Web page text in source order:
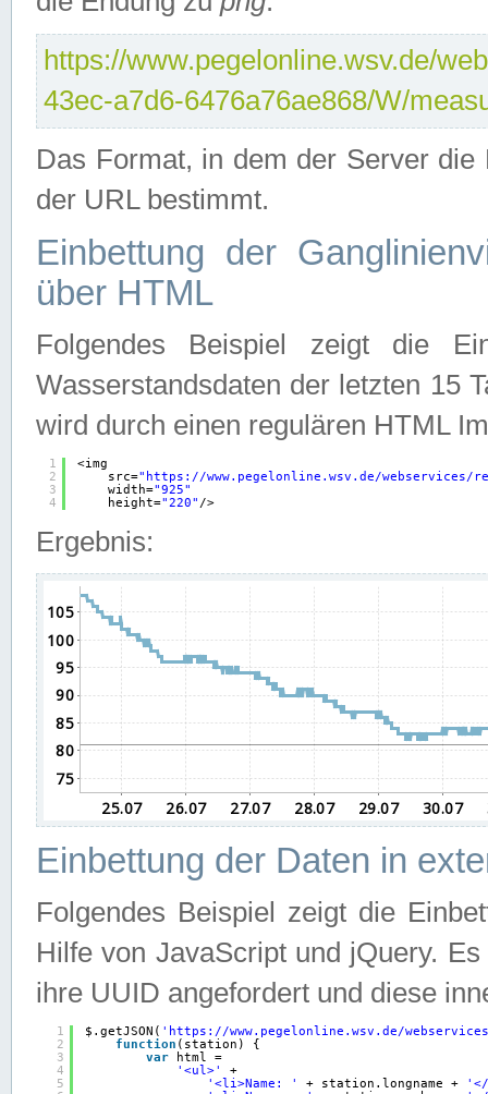
https://www.pegelonline.wsv.de/
43ec-a7d6-6476a76ae868/W/
Das Format, in dem der Server
der URL bestimmt.
Einbettung der
über HTML
Folgendes Beispiel zeigt die
Wasserstandsdaten der letzten 15
wird durch einen regulären HTML
1
2
3
4
<img
src=" https://www.pegelonline.wsv.de/webservices/
width="925"
height="220" />
Ergebnis:
Einbettung der Daten in
Folgendes Beispiel zeigt die
Hilfe von JavaScript und jQuery.
ihre UUID angefordert und diese
1
2
3
4
5
$.getJSON( ' https://www.pegelonline.wsv.de/
function (station) {
var
html =
'<ul>'
+
'<li>Name: '
+ station.longname +